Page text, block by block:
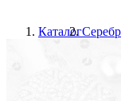
Каталог